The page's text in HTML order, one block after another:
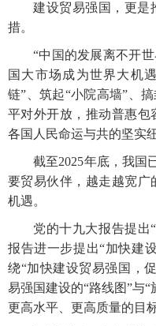
建设贸易强国，更是
措。
“中国的发展离不开
国大市场成为世界大机
链”、筑起“小院高墙”、
平对外开放，推动普惠
各国人民命运与共的坚实纽
截至2025年底，我国
要贸易伙伴，越走越宽广
机遇。
党的十九大报告提出
报告进一步提出“加快建
绕“加快建设贸易强国，
易强国建设的“路线图”与
更高水平、更高质量的目